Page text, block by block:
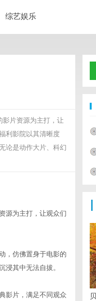
综艺娱乐
片资源为主打，让
利影院以其清晰度
论是动作大片、科幻
源为主打，让观众们
，仿佛置身于电影的
浸其中无法自拔。
影片，满足不同观众